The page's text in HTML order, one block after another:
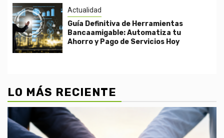
Actualidad
Guía Definitiva de Herramientas
Bancaamigable: Automatiza tu
Ahorro y Pago de Servicios Hoy
LO MÁS RECIENTE